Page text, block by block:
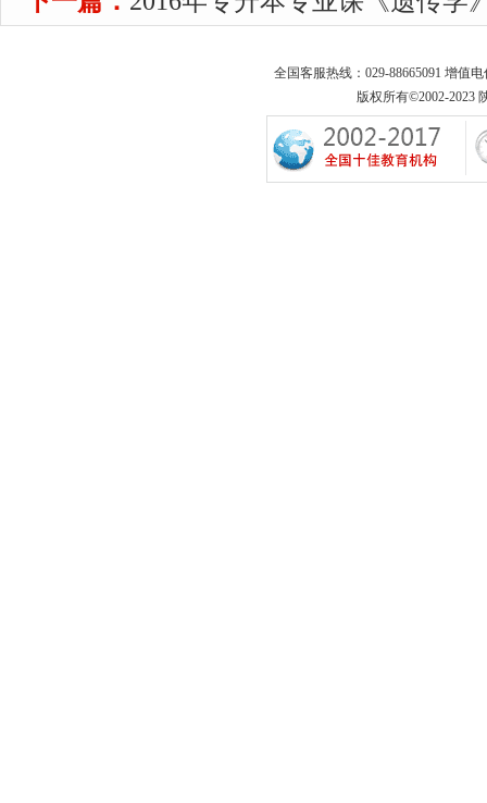
全国客服热线：029-88665091 增值
版权所有©2002-2023